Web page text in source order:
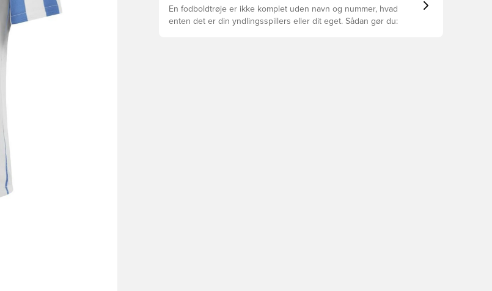
En fodboldtrøje er ikke komplet uden navn og nummer, hvad
enten det er din yndlingsspillers eller dit eget. Sådan gør du: